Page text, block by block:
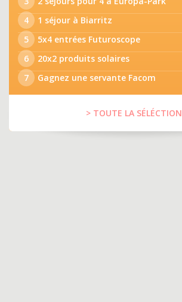
4
1 séjour à Biarritz
5
5x4 entrées Futuroscope
6
20x2 produits solaires
7
Gagnez une servante Facom
> TOUTE LA SÉLÉCTION